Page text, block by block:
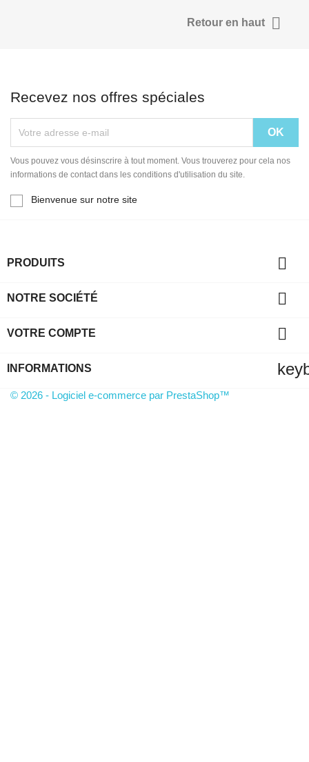
Retour en haut 
Recevez nos offres spéciales
Vous pouvez vous désinscrire à tout moment. Vous trouverez pour cela nos
informations de contact dans les conditions d'utilisation du site.
Bienvenue sur notre site
PRODUITS 
NOTRE SOCIÉTÉ 
VOTRE COMPTE 
INFORMATIONS
© 2026 - Logiciel e-commerce par PrestaShop™